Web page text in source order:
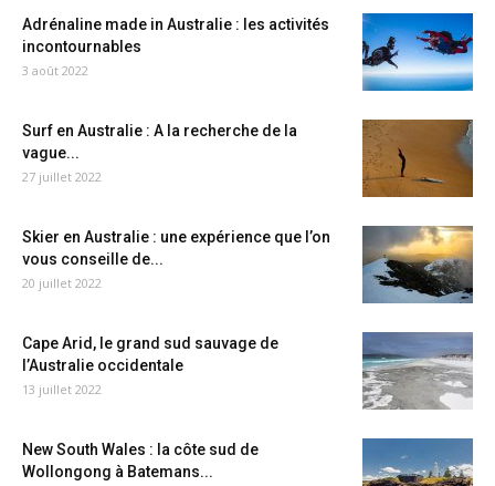
Adrénaline made in Australie : les activités
incontournables
3 août 2022
Surf en Australie : A la recherche de la
vague...
27 juillet 2022
Skier en Australie : une expérience que l’on
vous conseille de...
20 juillet 2022
Cape Arid, le grand sud sauvage de
l’Australie occidentale
13 juillet 2022
New South Wales : la côte sud de
Wollongong à Batemans...